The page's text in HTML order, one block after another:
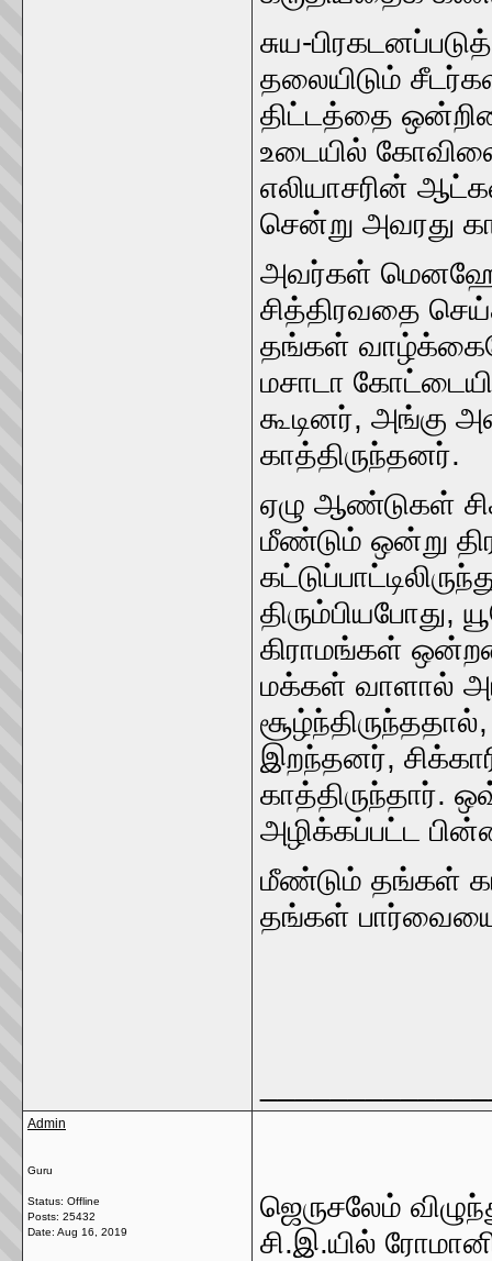
சுய-
தலையிடும்
திட்டத்தை
உடையில்
எலியாசரின்
சென்று அவரது
அவர்கள்
சித்திரவதை
தங்கள்
மசாடா
கூடினர், அங்கு
காத்திருந்தனர்.
ஏழு ஆண்டுகள்
மீண்டும் ஒன்று
திரும்பியபோது,
கிராமங்கள்
மக்கள் வாளால்
இறந்தனர்,
காத்திருந்தார்.
அழிக்கப்பட்ட
மீண்டும் தங்கள்
தங்கள் பார்வையை
Admin
Guru
Status: Offline
Posts: 25432
Date: Aug 16, 2019
ஜெருசலேம்
சி.இ.யில்